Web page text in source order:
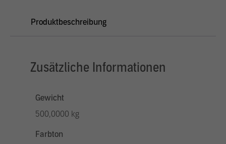
Produktbeschreibung
Zusätzliche Informationen
Gewicht
500,0000 kg
Farbton